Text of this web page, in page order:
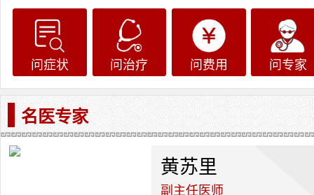
问症状 问治疗 问费用 问专家
名医专家
黄苏里
副主任医师